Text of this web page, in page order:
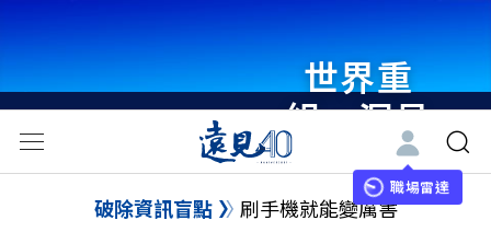
世界重
組・洞見
未來 與
世界領袖
職場雷達
破除資訊盲點 刷手機就能變厲害